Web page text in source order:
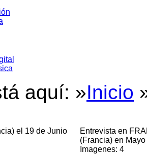
aquí: »Inicio
el 19 de Junio
Entrevista en
(Francia) en
Imagenes: 4